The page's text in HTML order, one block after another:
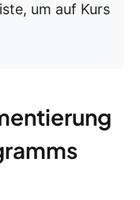
um auf Kurs